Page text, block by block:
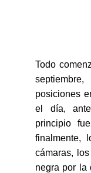
Todo
posiciones
el día,
principio
finalmente,
cámaras,
negra por la